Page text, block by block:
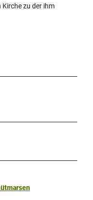
zu der ihm